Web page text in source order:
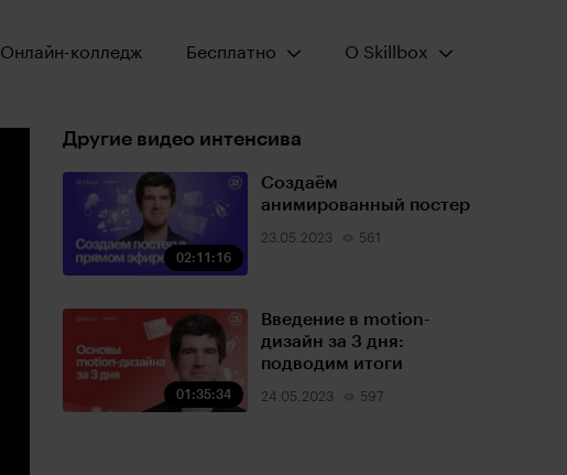
Онлайн-колледж Открыть меню:
Бесплатно Открыть меню:
О Skillbox
Другие видео интенсива
02:11:16
Создаём
анимированный постер
23.05.2023 561
01:35:34
Введение в motion-
дизайн за 3 дня:
подводим итоги
24.05.2023 597